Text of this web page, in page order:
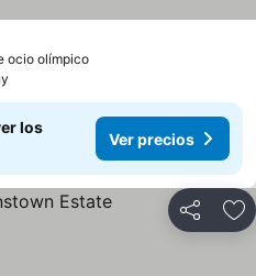
ocio olímpicoVer precios
los
Ver precios
Compartir